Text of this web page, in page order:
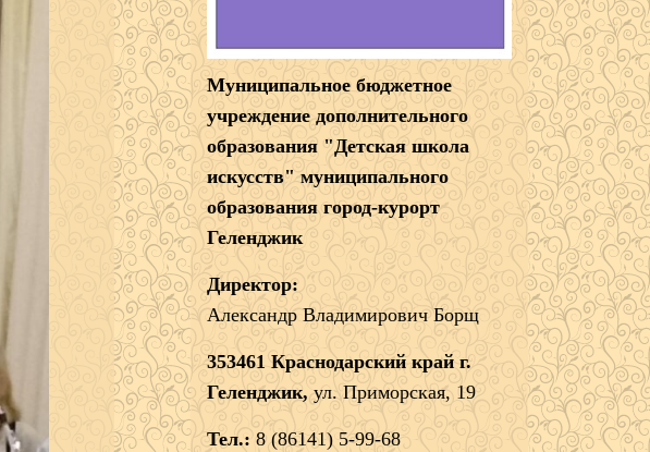
Муниципальное бюджетное
учреждение дополнительного
образования "Детская школа
искусств" муниципального
образования город-курорт
Геленджик
Директор:
Александр Владимирович Борщ
353461 Краснодарский край г.
Геленджик, ул. Приморская, 19
Тел.: 8 (86141) 5-99-68